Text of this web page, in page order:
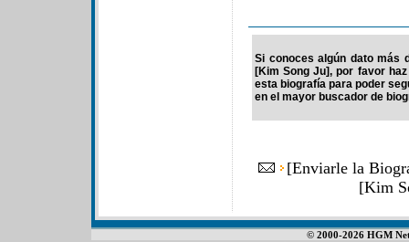
Si conoces algún dato más
[Kim Song Ju], por favor
esta biografía para poder
en el mayor buscador de
[Enviarle la
[Kim
© 2000-2026 HGM